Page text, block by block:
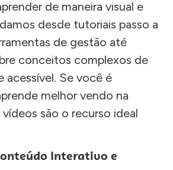
de maneira visual e
desde tutoriais passo a
de gestão até
conceitos complexos de
acessível. Se você é
melhor vendo na
são o recurso ideal
Interativo e